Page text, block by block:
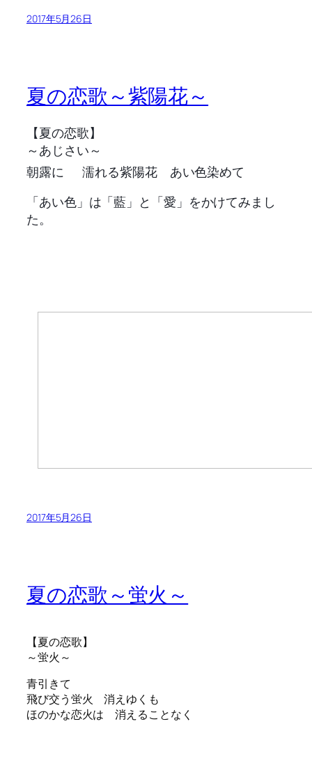
2017年5月26日
夏の恋歌～紫陽花～
【夏の恋歌】
～あじさい～
朝露に
濡れる紫陽花 あい色染めて
「あい色」は「藍」と「愛」をかけてみまし
た。
2017年5月26日
夏の恋歌～蛍火～
【夏の恋歌】
～蛍火～
青引きて
飛び交う蛍火 消えゆくも
ほのかな恋火は 消えることなく